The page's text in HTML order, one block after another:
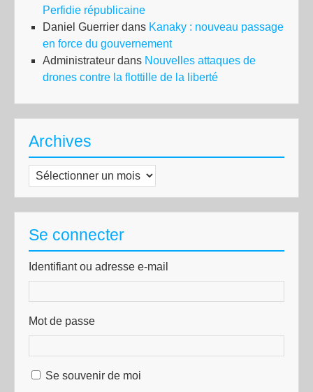
Perfidie républicaine
Daniel Guerrier dans Kanaky : nouveau passage
en force du gouvernement
Administrateur dans Nouvelles attaques de
drones contre la flottille de la liberté
Archives
Archives
Se connecter
Identifiant ou adresse e-mail
Mot de passe
Se souvenir de moi